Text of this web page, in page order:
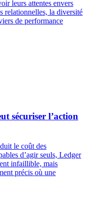
leurs attentes envers
relationnelles, la diversité
de performance
sécuriser l’action
le coût des
d’agir seuls, Ledger
infaillible, mais
précis où une